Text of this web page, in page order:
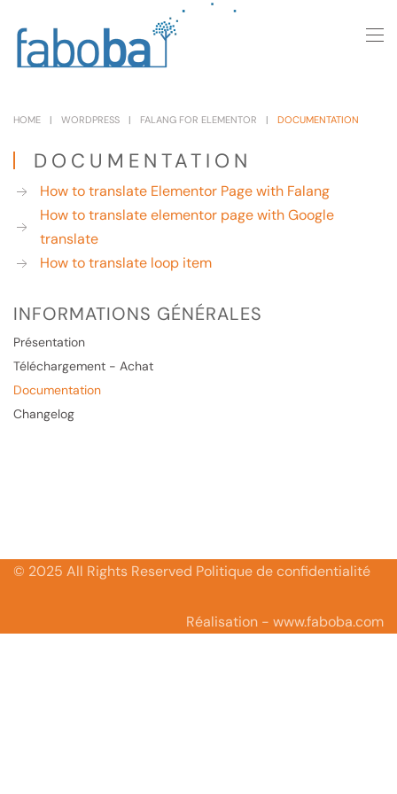
Skip to main content
HOME WORDPRESS FALANG FOR ELEMENTOR DOCUMENTATION
DOCUMENTATION
How to translate Elementor Page with Falang
How to translate elementor page with Google
translate
How to translate loop item
INFORMATIONS GÉNÉRALES
Présentation
Téléchargement - Achat
Documentation
Changelog
© 2025 All Rights Reserved Politique de confidentialité
Réalisation - www.faboba.com